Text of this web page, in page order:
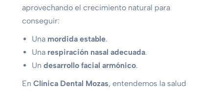
aprovechando el crecimiento natural para
conseguir:
Una mordida estable.
Una respiración nasal adecuada.
Un desarrollo facial armónico.
En Clínica Dental Mozas, entendemos la salud